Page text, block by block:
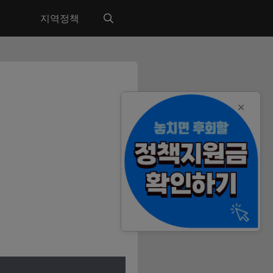
지역정책
✕